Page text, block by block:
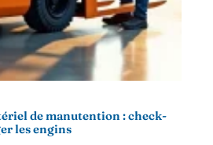
de manutention : check-
les engins